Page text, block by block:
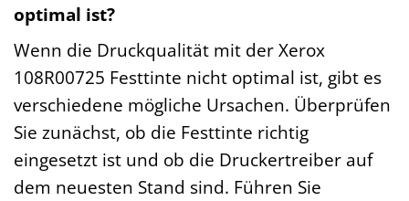
optimal ist?
Wenn die Druckqualität mit der Xerox
108R00725 Festtinte nicht optimal ist, gibt es
verschiedene mögliche Ursachen. Überprüfen
Sie zunächst, ob die Festtinte richtig
eingesetzt ist und ob die Druckertreiber auf
dem neuesten Stand sind. Führen Sie